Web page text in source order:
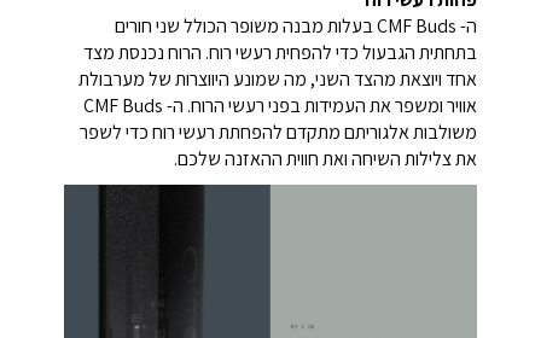
ה- CMF Buds בעלות מבנה משופר הכולל שני חורים
בתחתית הגבעול כדי להפחית רעשי רוח. הרוח נכנסת מצד
אחד ויוצאת מהצד השני, מה שמונע היווצרות של מערבולת
אוויר ומשפר את העמידות בפני רעשי הרוח. ה- CMF Buds
משולבות אלגוריתם מתקדם להפחתת רעשי רוח כדי לשפר
את צלילות השיחה ואת חווית ההאזנה שלכם.